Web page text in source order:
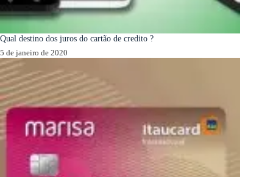
Qual destino dos juros do cartão de credito ?
5 de janeiro de 2020